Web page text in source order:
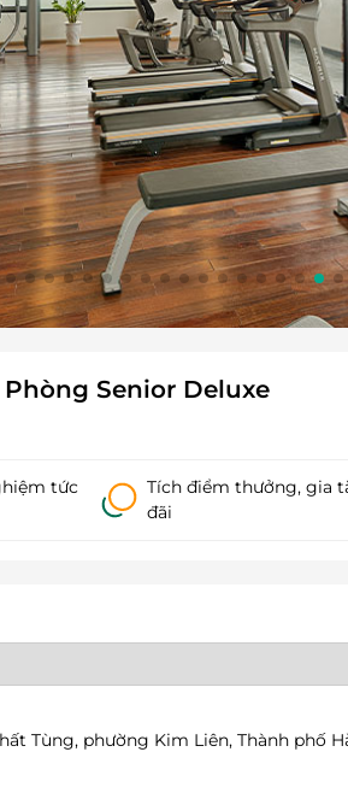
Senior Deluxe
tức
Tích điểm thưởng, gia
đãi
Tùng, phường Kim Liên, Thành phố